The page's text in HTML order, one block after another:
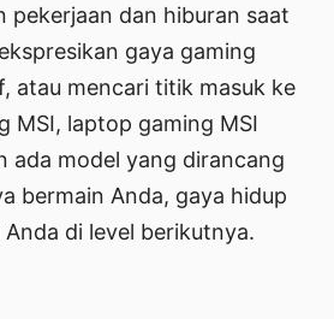
pekerjaan dan hiburan saat
gaya gaming
atau mencari titik masuk ke
MSI, laptop gaming MSI
ada model yang dirancang
bermain Anda, gaya hidup
di level berikutnya.